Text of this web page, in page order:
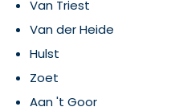
Van Triest
Van der Heide
Hulst
Zoet
Aan 't Goor